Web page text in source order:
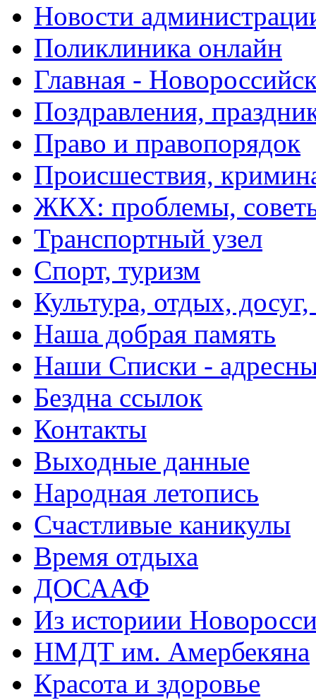
Новости
Поликлиника онлайн
Главная -
Поздравления,
Право и правопорядок
Происшествия,
ЖКХ: проблемы,
Транспортный узел
Спорт, туризм
Культура, отдых,
Наша добрая память
Наши Списки -
Бездна ссылок
Контакты
Выходные данные
Народная летопись
Счастливые каникулы
Время отдыха
ДОСААФ
Из историии
НМДТ им. Амербекяна
Красота и здоровье